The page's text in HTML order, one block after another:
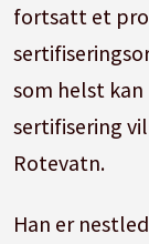
fortsatt et
som helst
sertifisering
Rotevatn.
Han er